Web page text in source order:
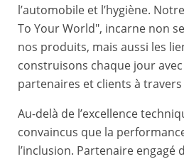
l’automobile et l’hygiène.
To Your World", incarne non
nos produits, mais aussi les
construisons chaque jour
partenaires et clients à
Au-delà de l’excellence
convaincus que la
l’inclusion. Partenaire engagé